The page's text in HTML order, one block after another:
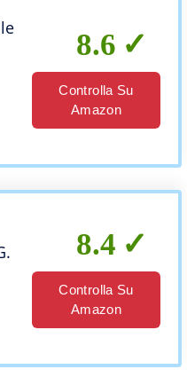
8.6
Controlla Su
Amazon
8.4
Controlla Su
Amazon